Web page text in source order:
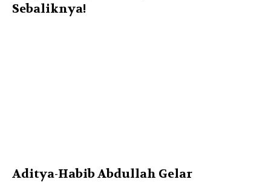
Sebaliknya!
Aditya-Habib Abdullah Gelar